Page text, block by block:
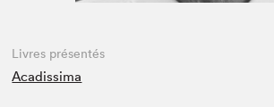
Livres présentés
Acadissima